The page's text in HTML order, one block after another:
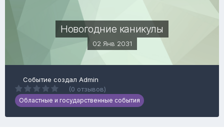
Новогодние каникулы
02 Янв 2031
Событие создал Admin
(0 отзывов)
Областные и государственные события